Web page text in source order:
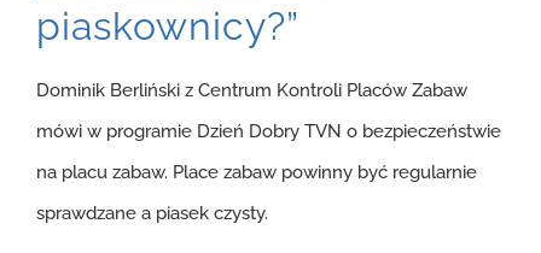
piaskownicy?”
Dominik Berliński z Centrum Kontroli Placów Zabaw
mówi w programie Dzień Dobry TVN o bezpieczeństwie
na placu zabaw. Place zabaw powinny być regularnie
sprawdzane a piasek czysty.